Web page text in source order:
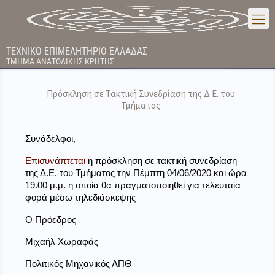
ΤΕΧΝΙΚΟ ΕΠΙΜΕΛΗΤΗΡΙΟ ΕΛΛΑΔΑΣ
ΤΜΗΜΑ ΑΝΑΤΟΛΙΚΗΣ ΚΡΗΤΗΣ
Πρόσκληση σε Τακτική Συνεδρίαση της Δ.Ε. του
Τμήματος
Συνάδελφοι,
Επισυνάπτεται η πρόσκληση σε τακτική συνεδρίαση
της Δ.Ε. του Τμήματος την Πέμπτη 04/06/2020 και ώρα
19.00 μ.μ. η οποία θα πραγματοποιηθεί για τελευταία
φορά μέσω τηλεδιάσκεψης
Ο Πρόεδρος
Μιχαήλ Χωραφάς
Πολιτικός Μηχανικός ΑΠΘ